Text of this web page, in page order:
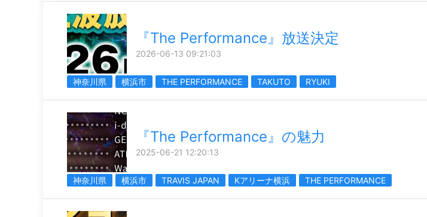
『The Performance』放送決定
2026-06-13 09:21:03
神奈川県 横浜市 THE PERFORMANCE TAKUTO RYUKI
『The Performance』の魅力
2025-06-21 12:20:13
神奈川県 横浜市 TRAVIS JAPAN Kアリーナ横浜 THE PERFORMANCE